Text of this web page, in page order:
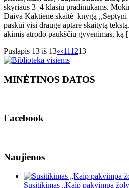
skyriaus 3–4 klasių pradinukams.
Daiva Kaktiene skaitė knygą ,,Septyni
paskui visi drauge aptarė skaitytą
akimis atrodo paukščių gyvenimas,
Puslapis 13 iš 13«‹111213
MINĖTINOS DATOS
Facebook
Naujienos
Susitikimas „Kaip pakvimpa